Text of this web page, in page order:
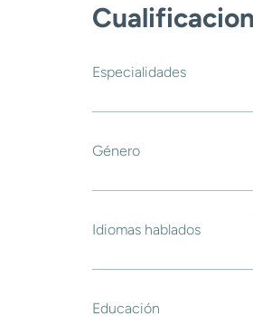
Especialidades
Género
Idiomas hablados
Educación